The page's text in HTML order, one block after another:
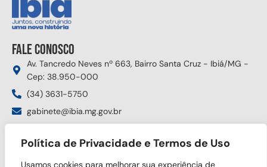
Política de Privacidade e Termos de Uso
Usamos cookies para melhorar sua experiência de
Fale conosco
Av. Tancredo Neves nº 663, Bairro Santa Cruz - Ibiá/MG -
Cep: 38.950-000
(34) 3631-5750
gabinete@ibia.mg.gov.br